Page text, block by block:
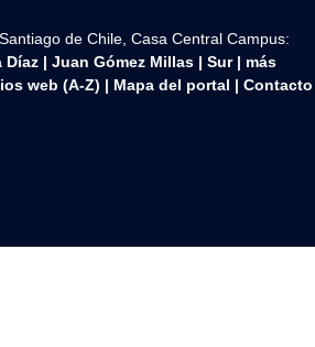
de Chile, Casa Central Campus:
Díaz| Juan Gómez Millas| Sur| más
web (A-Z) | Mapa del portal | Contacto